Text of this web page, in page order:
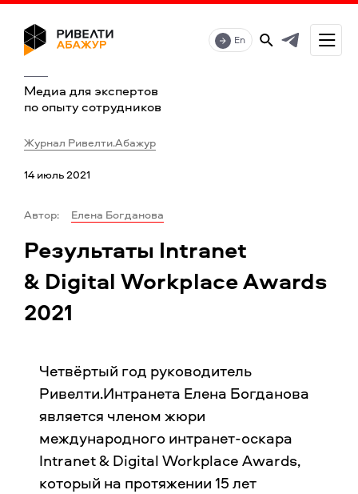
Медиа для экспертов
по опыту сотрудников
En
Журнал Ривелти.Абажур
14 июль 2021
Автор: Елена Богданова
Результаты Intranet
& Digital Workplace Awards
2021
Четвёртый год руководитель
Ривелти.Интранета Елена Богданова
является членом жюри
международного интранет-оскара
Intranet & Digital Workplace Awards,
который на протяжении 15 лет